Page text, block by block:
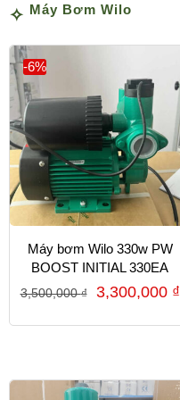
Máy Bơm Wilo
-6%
Máy bơm Wilo 330w PW
BOOST INITIAL 330EA
3,500,000₫ 3,300,000 ₫